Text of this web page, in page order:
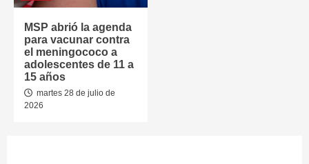
MSP abrió la agenda
para vacunar contra
el meningococo a
adolescentes de 11 a
15 años
martes 28 de julio de
2026